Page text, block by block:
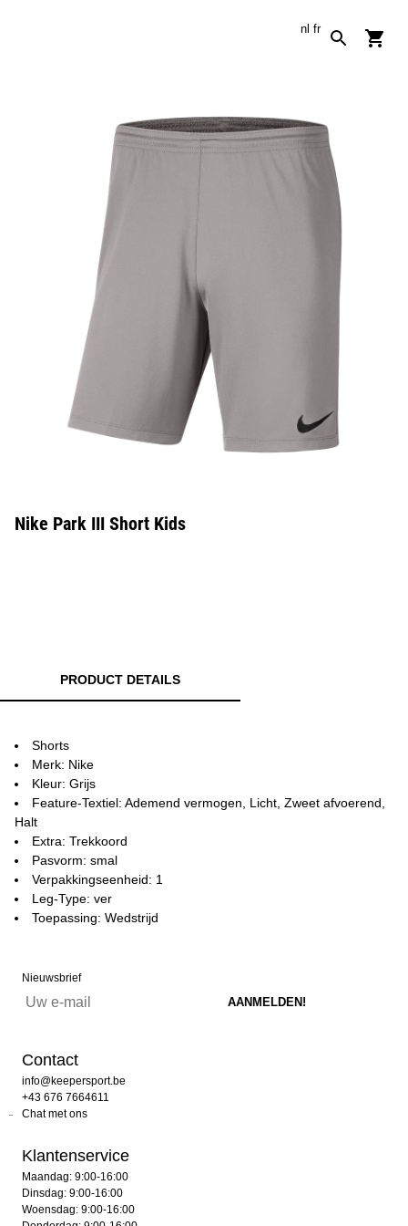
nl fr
Nike Park III Short Kids
PRODUCT DETAILS
Shorts
Merk: Nike
Kleur: Grijs
Feature-Textiel: Ademend vermogen, Licht, Zweet afvoerend,
Halt
Extra: Trekkoord
Pasvorm: smal
Verpakkingseenheid: 1
Leg-Type: ver
Toepassing: Wedstrijd
Nieuwsbrief
Contact
info@keepersport.be
+43 676 7664611
Chat met ons
Klantenservice
Maandag: 9:00-16:00
Dinsdag: 9:00-16:00
Woensdag: 9:00-16:00